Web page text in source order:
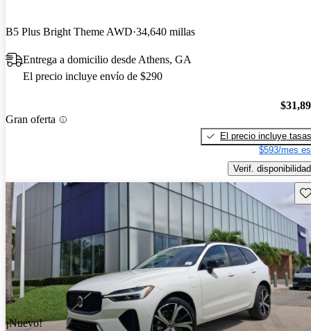
B5 Plus Bright Theme AWD 34,640 millas
Entrega a domicilio desde Athens, GA
El precio incluye envío de $290
Gran oferta
El precio incluye tasas
$593/mes
Verif. disponibilidad
¡Nuevo!